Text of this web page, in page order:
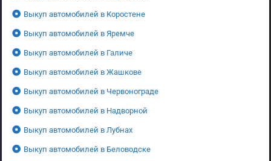
Выкуп автомобилей в Коростене
Выкуп автомобилей в Яремче
Выкуп автомобилей в Галиче
Выкуп автомобилей в Жашкове
Выкуп автомобилей в Червонограде
Выкуп автомобилей в Надворной
Выкуп автомобилей в Лубнах
Выкуп автомобилей в Беловодске